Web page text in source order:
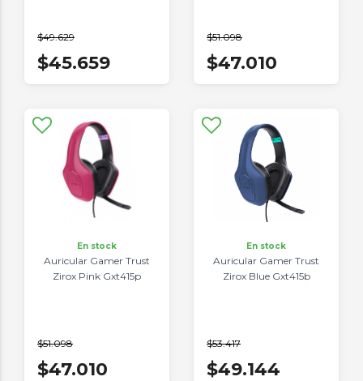
$49.629
$45.659
$51.098
$47.010
En stock
Auricular Gamer Trust
Zirox Pink Gxt415p
$51.098
$47.010
En stock
Auricular Gamer Trust
Zirox Blue Gxt415b
$53.417
$49.144